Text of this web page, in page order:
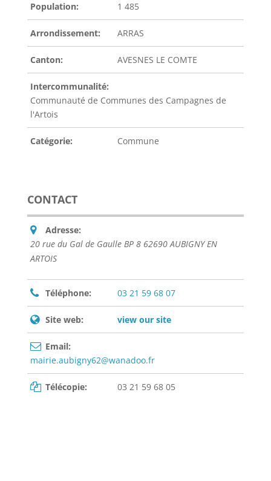
Population: 1 485
Arrondissement: ARRAS
Canton: AVESNES LE COMTE
Intercommunalité:
Communauté de Communes des Campagnes de
l'Artois
Catégorie: Commune
CONTACT
Adresse:
20 rue du Gal de Gaulle BP 8 62690 AUBIGNY EN
ARTOIS
Téléphone: 03 21 59 68 07
Site web: view our site
Email:
mairie.aubigny62@wanadoo.fr
Télécopie: 03 21 59 68 05